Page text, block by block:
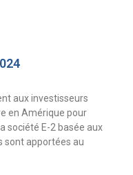
aux investisseurs
en Amérique pour
société E-2 basée aux
sont apportées au